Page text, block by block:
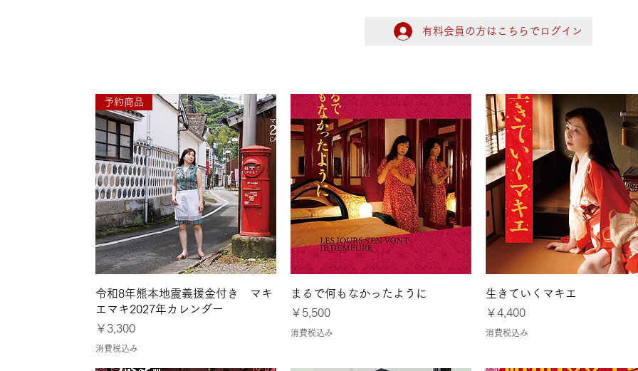
ログイン
有料会員の方はこちらでログイン
クイックビュー
予約商品
令和8年熊本地震義援金付き マキ
エマキ2027年カレンダー
価格
￥3,300
消費税込み
クイックビュー
まるで何もなかったように
価格
￥5,500
消費税込み
クイックビュー
生きていくマキエ
価格
￥4,400
消費税込み